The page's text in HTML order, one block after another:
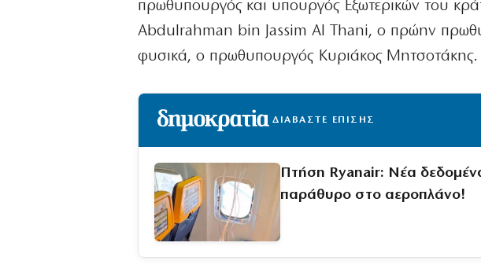
πρωθυπουργός και υπουργός Εξωτερικών του
Abdulrahman bin Jassim Al Thani, ο πρώην
φυσικά, ο πρωθυπουργός Κυριάκος Μητσοτάκης.
ΔΙΑΒΑΣΤΕ ΕΠΙΣΗΣ
Πτήση Ryanair: Νέα
παράθυρο στο αεροπλάνο!